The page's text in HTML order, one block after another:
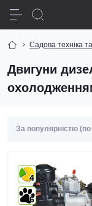
Садова техніка
Двигуни
4
6